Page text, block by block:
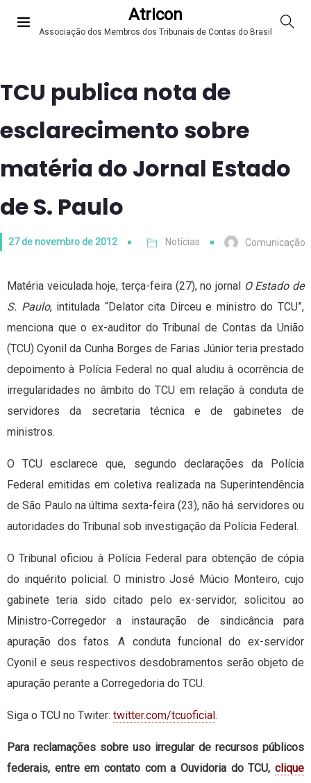
Atricon
Associação dos Membros dos Tribunais de Contas do Brasil
TCU publica nota de
esclarecimento sobre
matéria do Jornal Estado
de S. Paulo
27 de novembro de 2012 Notícias Comunicação
Matéria veiculada hoje, terça-feira (27), no jornal O Estado de
S. Paulo, intitulada “Delator cita Dirceu e ministro do TCU”,
menciona que o ex-auditor do Tribunal de Contas da União
(TCU) Cyonil da Cunha Borges de Farias Júnior teria prestado
depoimento à Polícia Federal no qual aludiu à ocorrência de
irregularidades no âmbito do TCU em relação à conduta de
servidores da secretaria técnica e de gabinetes de
ministros.
O TCU esclarece que, segundo declarações da Polícia
Federal emitidas em coletiva realizada na Superintendência
de São Paulo na última sexta-feira (23), não há servidores ou
autoridades do Tribunal sob investigação da Polícia Federal.
O Tribunal oficiou à Polícia Federal para obtenção de cópia
do inquérito policial. O ministro José Múcio Monteiro, cujo
gabinete teria sido citado pelo ex-servidor, solicitou ao
Ministro-Corregedor a instauração de sindicância para
apuração dos fatos. A conduta funcional do ex-servidor
Cyonil e seus respectivos desdobramentos serão objeto de
apuração perante a Corregedoria do TCU.
Siga o TCU no Twiter: twitter.com/tcuoficial .
Para reclamações sobre uso irregular de recursos públicos
federais, entre em contato com a Ouvidoria do TCU, clique